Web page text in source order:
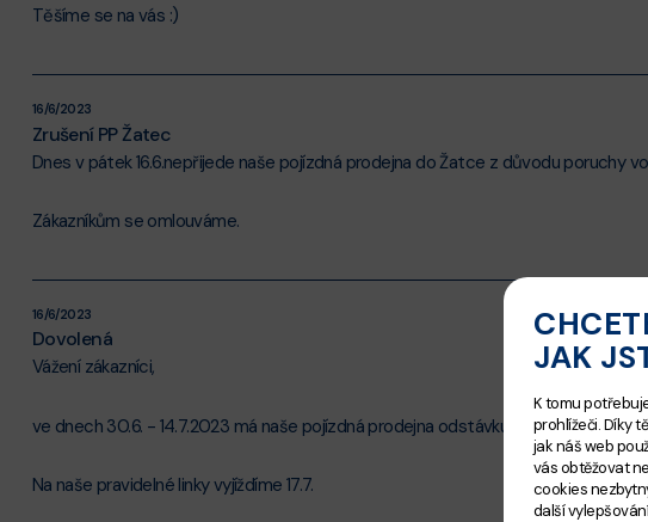
Těšíme se na vás :)
16/6/2023
Zrušení PP Žatec
Dnes v pátek 16.6.nepřijede naše pojízdná prodejna do Žatce z důvodu poruchy
Zákazníkům se omlouváme.
16/6/2023
Dovolená
Vážení zákazníci,
ve dnech 30.6. - 14.7.2023 má naše pojízdná prodejna odstávku z důvodu
Na naše pravidelné linky vyjíždíme 17.7.
JAK
K tomu
prohlížeči. Díky
jak náš web
vás obtěžovat
cookies
další